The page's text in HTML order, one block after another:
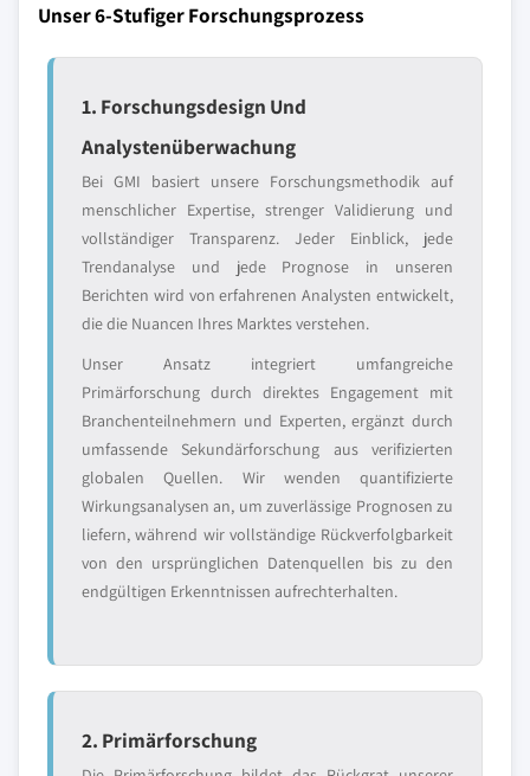
Unser 6-Stufiger Forschungsprozess
1. Forschungsdesign Und
Analystenüberwachung
Bei GMI basiert unsere Forschungsmethodik auf
menschlicher Expertise, strenger Validierung und
vollständiger Transparenz. Jeder Einblick, jede
Trendanalyse und jede Prognose in unseren
Berichten wird von erfahrenen Analysten entwickelt,
die die Nuancen Ihres Marktes verstehen.
Unser Ansatz integriert umfangreiche
Primärforschung durch direktes Engagement mit
Branchenteilnehmern und Experten, ergänzt durch
umfassende Sekundärforschung aus verifizierten
globalen Quellen. Wir wenden quantifizierte
Wirkungsanalysen an, um zuverlässige Prognosen zu
liefern, während wir vollständige Rückverfolgbarkeit
von den ursprünglichen Datenquellen bis zu den
endgültigen Erkenntnissen aufrechterhalten.
2. Primärforschung